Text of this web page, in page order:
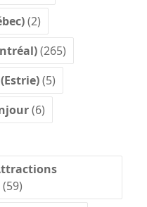
(2)
(265)
(5)
(6)
(59)